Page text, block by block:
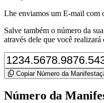
Lhe enviamos um E-mail com
Salve também o número da
através dele que você
Copiar Número da
Número da